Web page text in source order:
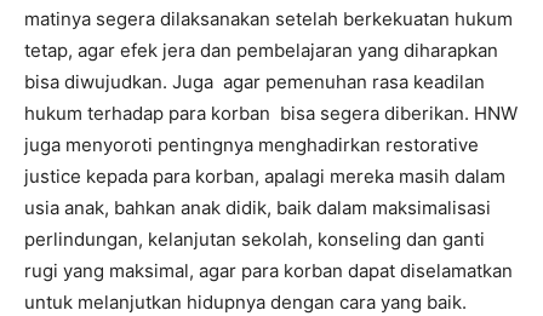
matinya segera dilaksanakan setelah berkekuatan hukum
tetap, agar efek jera dan pembelajaran yang diharapkan
bisa diwujudkan. Juga agar pemenuhan rasa keadilan
hukum terhadap para korban bisa segera diberikan. HNW
juga menyoroti pentingnya menghadirkan restorative
justice kepada para korban, apalagi mereka masih dalam
usia anak, bahkan anak didik, baik dalam maksimalisasi
perlindungan, kelanjutan sekolah, konseling dan ganti
rugi yang maksimal, agar para korban dapat diselamatkan
untuk melanjutkan hidupnya dengan cara yang baik.